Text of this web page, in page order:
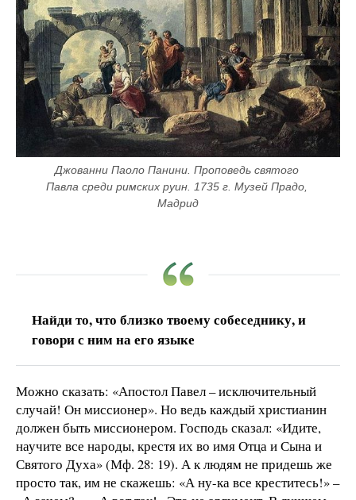
Джованни Паоло Панини. Проповедь святого
Павла среди римских руин. 1735 г. Музей Прадо,
Мадрид
Найди то, что близко твоему собеседнику, и
говори с ним на его языке
Можно сказать: «Апостол Павел – исключительный
случай! Он миссионер». Но ведь каждый христианин
должен быть миссионером. Господь сказал: «Идите,
научите все народы, крестя их во имя Отца и Сына и
Святого Духа» (Мф. 28: 19). А к людям не придешь же
просто так, им не скажешь: «А ну-ка все креститесь!» –